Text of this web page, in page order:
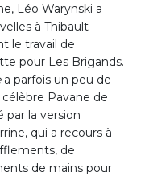
Léo Warynski a
à Thibault
le travail de
pour Les Brigands.
a parfois un peu de
Pavane de
par la version
qui a recours à
de
de mains pour